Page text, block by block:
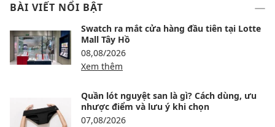
BÀI VIẾT NỔI BẬT
Swatch ra mắt cửa hàng đầu tiên tại Lotte
Mall Tây Hồ
08,08/2026
Xem thêm
Quần lót nguyệt san là gì? Cách dùng, ưu
nhược điểm và lưu ý khi chọn
07,08/2026